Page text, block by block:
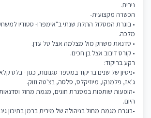
נירית.
הכשרה מקצועית-
• בוגרת המסלול התלת שנתי ב"אימפרו- סטודיו
מלכה.
• סדנאת משחק מול מצלמה אצל טל עדן.
• קורס דיבוב אצל בן חכים.
רקע בריקוד:
•ניסיון של שנים בריקוד במספר סגנונות, כגון - בלט
ג'אז, פלמנקו, מיוזיקלס, סלסה, בצ'טה וזוק.
היום.
•בוגרת מגמת מחול בניהולה של מירית ברמן בתיכון